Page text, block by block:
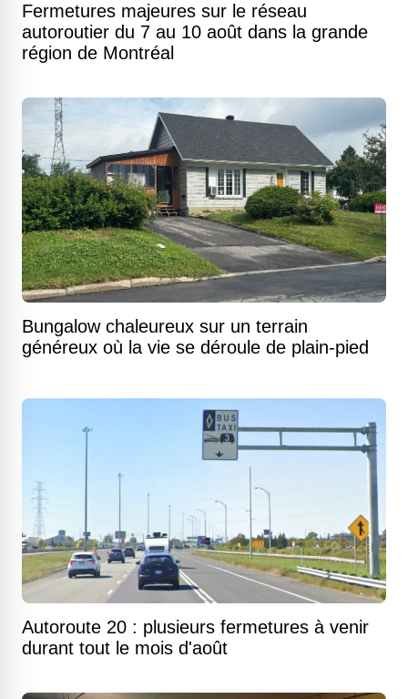
Fermetures majeures sur le réseau
autoroutier du 7 au 10 août dans la grande
région de Montréal
Bungalow chaleureux sur un terrain
généreux où la vie se déroule de plain-pied
Autoroute 20 : plusieurs fermetures à venir
durant tout le mois d'août